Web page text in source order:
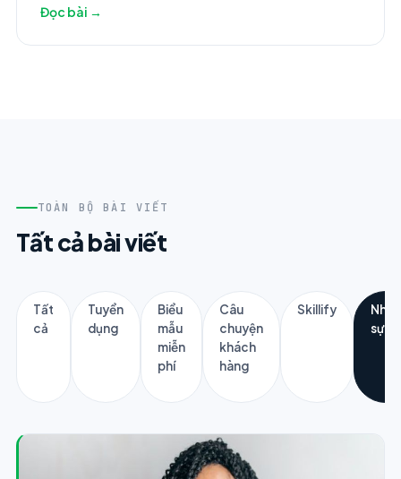
Đọc bài →
TOÀN BỘ BÀI VIẾT
Tất cả bài viết
Tất
cả
Tuyển
dụng
Biểu
mẫu
miễn
phí
Câu
chuyện
khách
hàng
Skillify
Nhân
sự